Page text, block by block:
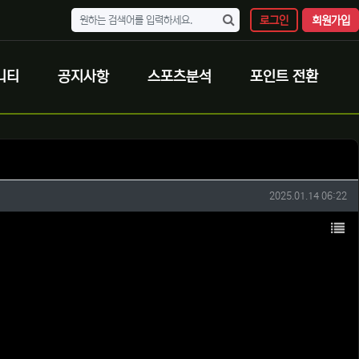
로그인 회원가입
티 공지사항 스포츠분석 포인트 전환
작성일
2025.01.14 06:22
목